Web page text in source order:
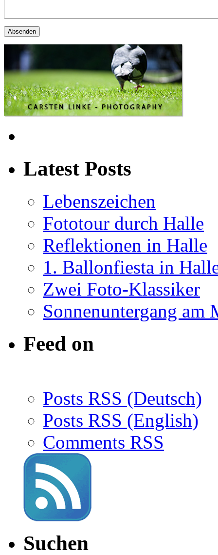
Latest Posts
Lebenszeichen
Fototour durch Halle
Reflektionen in Halle
1. Ballonfiesta in
Zwei Foto-Klassiker
Sonnenuntergang am
Feed on
Posts RSS (Deutsch)
Posts RSS (English)
Comments RSS
Suchen